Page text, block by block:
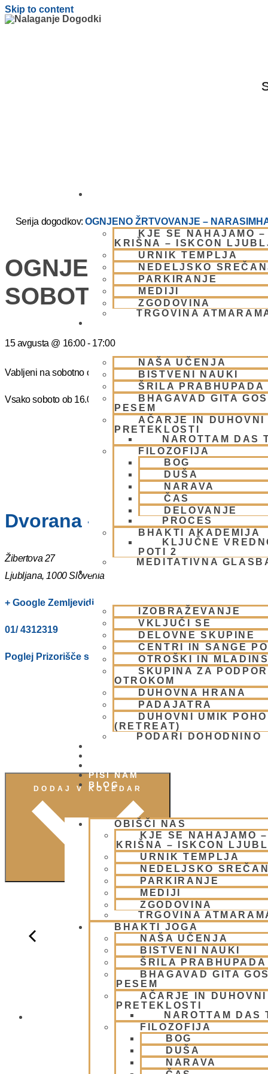
Skip to content
KJE SE NAHAJAMO
KRIŠNA – ISKCON
URNIK TEMPLJA
NEDELJSKO
PARKIRANJE
MEDIJI
ZGODOVINA
TRGOVINA
NAŠA UČENJA
BISTVENI NAUKI
ŠRILA PRABHUPADA
BHAGAVAD GITA
PESEM
AČARJE IN
PRETEKLOSTI
NAROTTAM DAS
FILOZOFIJA
BOG
DUŠA
NARAVA
ČAS
DELOVANJE
PROCES
BHAKTI AKADEMIJA
KLJUČNE
POTI 2
MEDITATIVNA
SKUPNOST
IZOBRAŽEVANJE
VKLJUČI SE
DELOVNE SKUPINE
CENTRI IN SANGE
OTROŠKI IN
SKUPINA ZA
OTROKOM
DUHOVNA HRANA
PADAJATRA
DUHOVNI UMIK
(RETREAT)
PODARI DOHODNINO
PIŠI NAM
BLOG
OBIŠČI NAS
KJE SE NAHAJAMO
KRIŠNA – ISKCON
URNIK TEMPLJA
NEDELJSKO
PARKIRANJE
MEDIJI
ZGODOVINA
TRGOVINA
BHAKTI JOGA
NAŠA UČENJA
BISTVENI NAUKI
ŠRILA PRABHUPADA
BHAGAVAD GITA
PESEM
AČARJE IN
PRETEKLOSTI
NAROTTAM DAS
FILOZOFIJA
BOG
DUŠA
NARAVA
Serija dogodkov:OGNJENO ŽRTVOVANJE –
OGNJENO
SOBOTO
15 avgusta @ 16:00 - 17:00
Vabljeni na sobotno ognjeno žrtovanje – Narasimaha jagja. Prost
Vsako soboto ob 16.00 do 17:00
Dvorana – Center Hare
Žibertova 27
Ljubljana, 1000 Slovenia
+ Google Zemljevidi
01/ 4312319
Poglej Prizorišče spletno stran